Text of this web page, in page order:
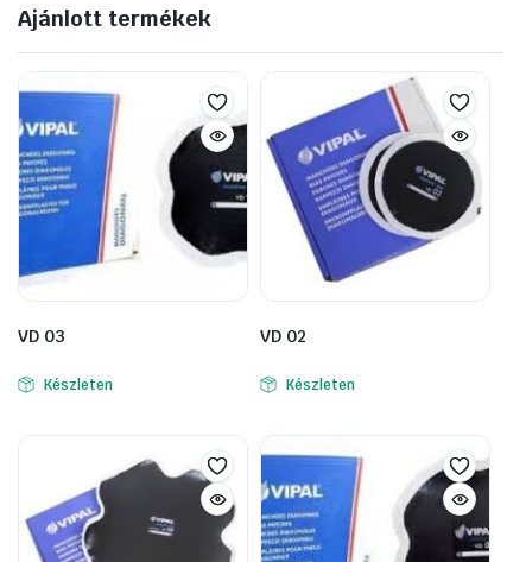
Ajánlott termékek
VD 03
Készleten
VD 02
Készleten